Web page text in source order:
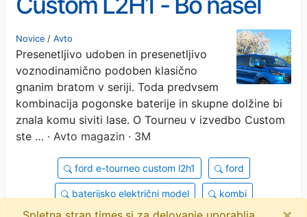
svoj prostor pod soncem?
Novice / Avto
Presenetljivo udoben in presenetljivo
voznodinamično podoben klasično
gnanim bratom v seriji. Toda predvsem
kombinacija pogonske baterije in skupne dolžine bi
znala komu siviti lase. O Tourneu v izvedbo Custom
ste … · Avto magazin · 3M
ford e-tourneo custom l2h1 ford
baterijsko električni model kombi